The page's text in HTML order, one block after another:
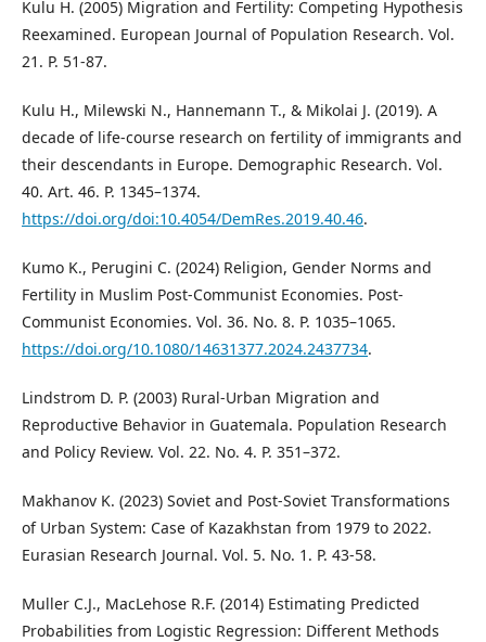
Kulu H. (2005) Migration and Fertility: Competing Hypothesis
Reexamined. European Journal of Population Research. Vol.
21. P. 51-87.
Kulu H., Milewski N., Hannemann T., & Mikolai J. (2019). A
decade of life-course research on fertility of immigrants and
their descendants in Europe. Demographic Research. Vol.
40. Art. 46. P. 1345–1374.
https://doi.org/doi:10.4054/DemRes.2019.40.46.
Kumo K., Perugini C. (2024) Religion, Gender Norms and
Fertility in Muslim Post-Communist Economies. Post-
Communist Economies. Vol. 36. No. 8. P. 1035–1065.
https://doi.org/10.1080/14631377.2024.2437734.
Lindstrom D. P. (2003) Rural-Urban Migration and
Reproductive Behavior in Guatemala. Population Research
and Policy Review. Vol. 22. No. 4. P. 351–372.
Makhanov K. (2023) Soviet and Post-Soviet Transformations
of Urban System: Case of Kazakhstan from 1979 to 2022.
Eurasian Research Journal. Vol. 5. No. 1. P. 43-58.
Muller C.J., MacLehose R.F. (2014) Estimating Predicted
Probabilities from Logistic Regression: Different Methods